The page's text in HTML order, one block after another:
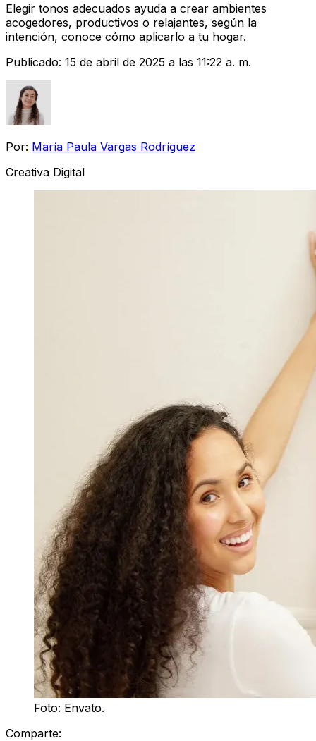
Elegir tonos adecuados ayuda a crear ambientes
acogedores, productivos o relajantes, según la
intención, conoce cómo aplicarlo a tu hogar.
Publicado: 15 de abril de 2025 a las 11:22 a. m.
Por: María Paula Vargas Rodríguez
Creativa Digital
Foto: Envato.
Comparte: